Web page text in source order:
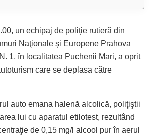
un echipaj de poliţie rutieră din
Naţionale şi Europene Prahova
1, în localitatea Puchenii Mari, a oprit
care se deplasa către
auto emana halenă alcolică, poliţiştii
lui cu aparatul etilotest, rezultând
de 0,15 mg/l alcool pur în aerul